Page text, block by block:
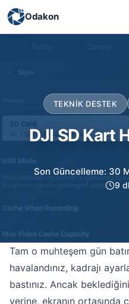
Odakon
TEKNIK DESTEK
DJI SD Kart
Son Güncelleme: 30
9
Tam o muhteşem gün
havalandınız, kadrajı
bastınız. Ancak
yerine, ekranın ortasında